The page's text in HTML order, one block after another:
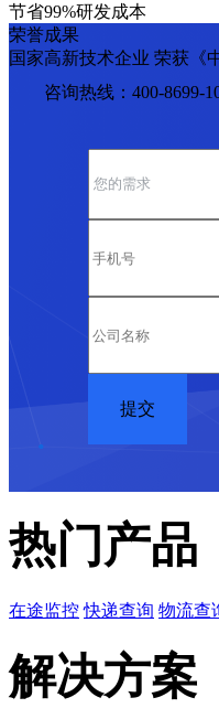
节省99%研发成本
荣誉成果
国家高新技术企业 荣获《
咨询热线：400-8699-
热门产品
在途监控 快递查询 物流查
解决方案